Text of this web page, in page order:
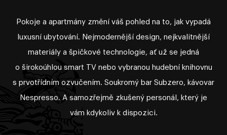
Pokoje a apartmány změní váš pohled na to, jak vypadá
luxusní ubytování. Nejmodernější design, nejkvalitnější
materiály a špičkové technologie, ať už se jedná
o širokoúhlou smart TV nebo vybranou hudební knihovnu
s prvotřídním ozvučením. Soukromý bar Subzero, kávovar
Nespresso. A samozřejmě zkušený personál, který je
vám kdykoliv k dispozici.